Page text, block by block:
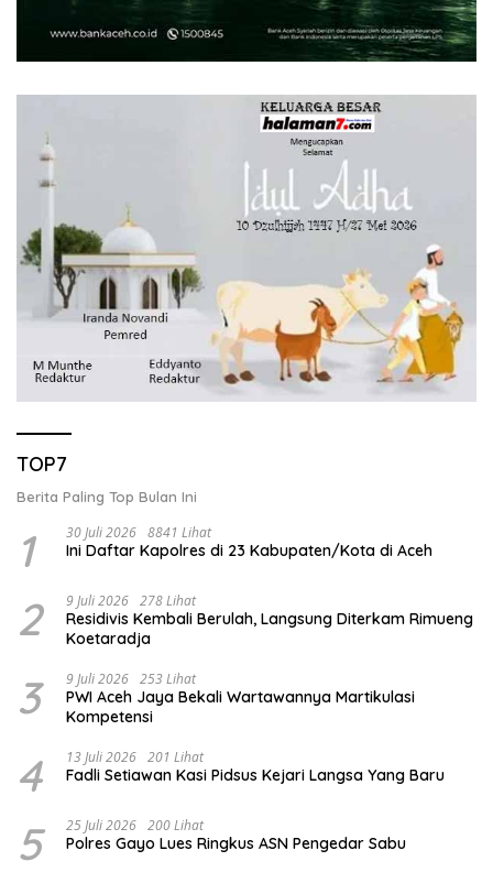
TOP7
Berita Paling Top Bulan Ini
1 30 Juli 2026 8841 Lihat
Ini Daftar Kapolres di 23 Kabupaten/Kota di Aceh
2 9 Juli 2026 278 Lihat
Residivis Kembali Berulah, Langsung Diterkam Rimueng
Koetaradja
3 9 Juli 2026 253 Lihat
PWI Aceh Jaya Bekali Wartawannya Martikulasi
Kompetensi
4 13 Juli 2026 201 Lihat
Fadli Setiawan Kasi Pidsus Kejari Langsa Yang Baru
5 25 Juli 2026 200 Lihat
Polres Gayo Lues Ringkus ASN Pengedar Sabu